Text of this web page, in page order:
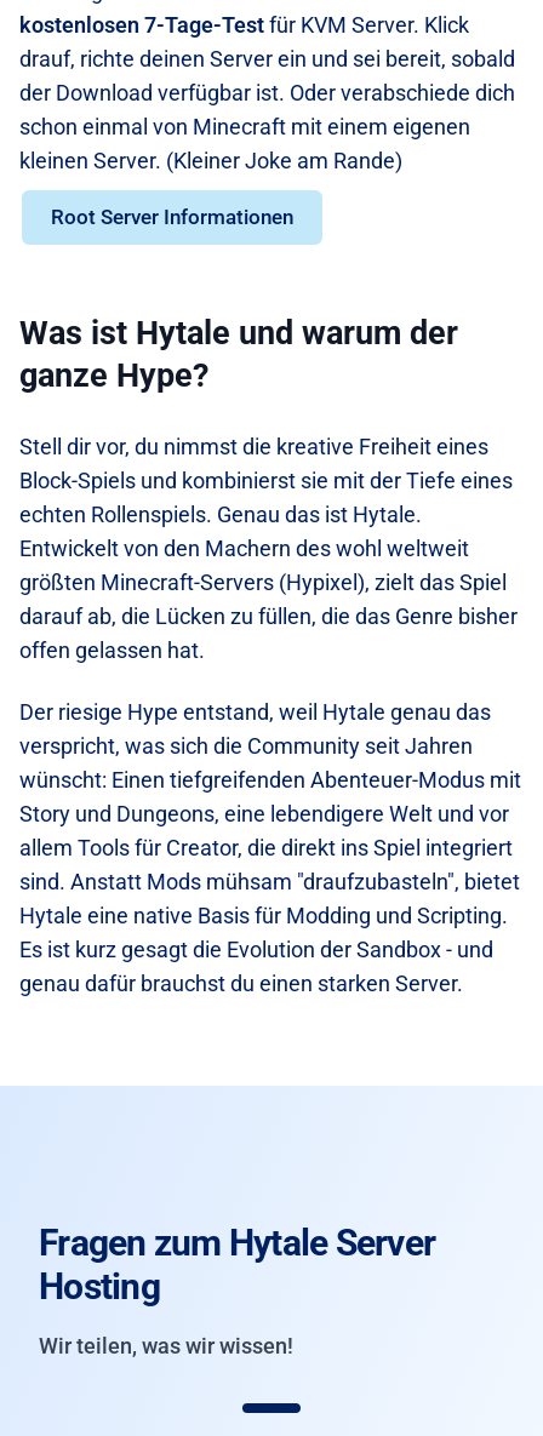
kostenlosen 7-Tage-Testfür KVM Server. Klick
drauf, richte deinen Server ein und sei bereit, sobald
der Download verfügbar ist. Oder verabschiede dich
schon einmal von Minecraft mit einem eigenen
kleinen Server. (Kleiner Joke am Rande)
Root Server Informationen
Was ist Hytale und warum der
ganze Hype?
Stell dir vor, du nimmst die kreative Freiheit eines
Block-Spiels und kombinierst sie mit der Tiefe eines
echten Rollenspiels. Genau das ist Hytale.
Entwickelt von den Machern des wohl weltweit
größten Minecraft-Servers (Hypixel), zielt das Spiel
darauf ab, die Lücken zu füllen, die das Genre bisher
offen gelassen hat.
Der riesige Hype entstand, weil Hytale genau das
verspricht, was sich die Community seit Jahren
wünscht: Einen tiefgreifenden Abenteuer-Modus mit
Story und Dungeons, eine lebendigere Welt und vor
allem Tools für Creator, die direkt ins Spiel integriert
sind. Anstatt Mods mühsam "draufzubasteln", bietet
Hytale eine native Basis für Modding und Scripting.
Es ist kurz gesagt die Evolution der Sandbox - und
genau dafür brauchst du einen starken Server.
Fragen zum Hytale Server
Hosting
Wir teilen, was wir wissen!